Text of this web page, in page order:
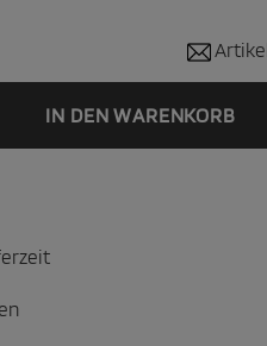
IN DEN WARENKORB